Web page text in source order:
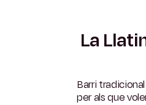
La
Barri
per als que